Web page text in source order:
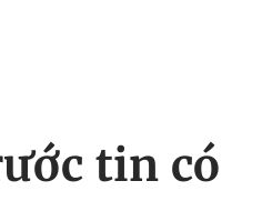
tin có